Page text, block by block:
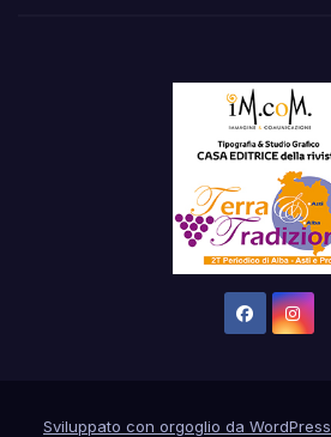
Sviluppato con orgoglio da WordPress